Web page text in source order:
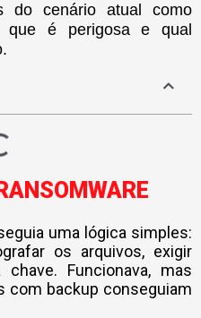
do cenário atual como
que é perigosa e qual
uma lógica simples:
os arquivos, exigir
Funcionava, mas
com backup conseguiam